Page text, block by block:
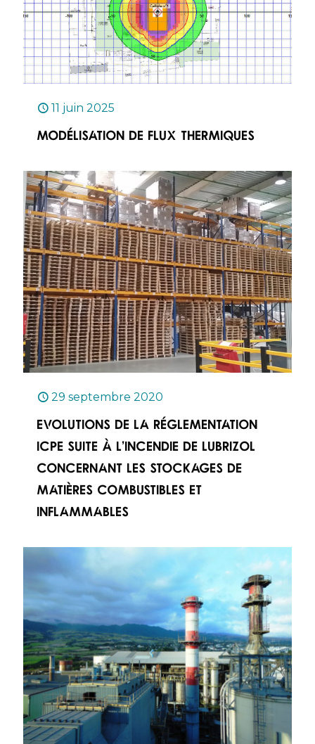
11 juin 2025
Modélisation de flux thermiques
29 septembre 2020
Evolutions de la réglementation
ICPE suite à l’incendie de Lubrizol
concernant les stockages de
matières combustibles et
inflammables